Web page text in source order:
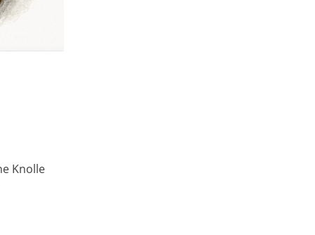
Knolle